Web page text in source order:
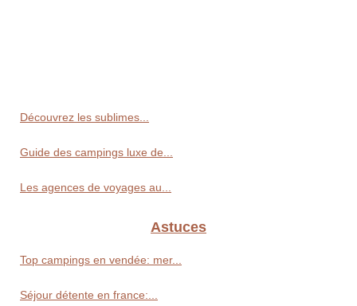
Découvrez les sublimes...
Guide des campings luxe de...
Les agences de voyages au...
Astuces
Top campings en vendée: mer...
Séjour détente en france:...